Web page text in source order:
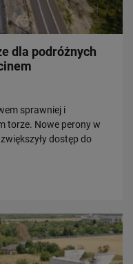
dla podróżnych
sprawniej i
torze. Nowe perony w
dostęp do